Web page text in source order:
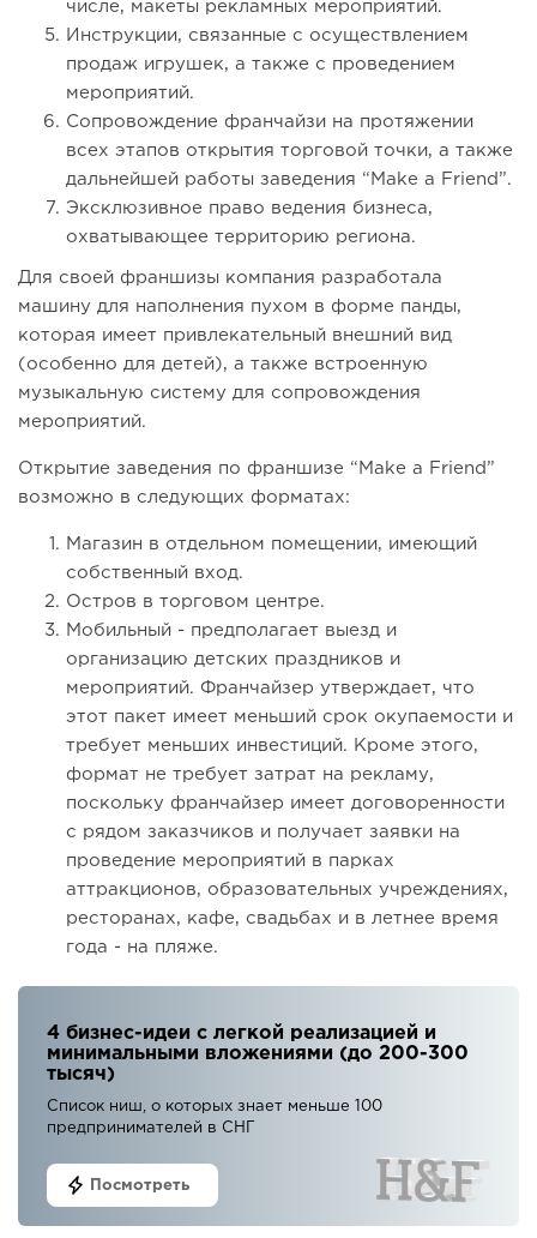
числе, макеты рекламных мероприятий.
Инструкции, связанные с осуществлением
продаж игрушек, а также с проведением
мероприятий.
Сопровождение франчайзи на протяжении
всех этапов открытия торговой точки, а также
дальнейшей работы заведения “Make a Friend”.
Эксклюзивное право ведения бизнеса,
охватывающее территорию региона.
Для своей франшизы компания разработала
машину для наполнения пухом в форме панды,
которая имеет привлекательный внешний вид
(особенно для детей), а также встроенную
музыкальную систему для сопровождения
мероприятий.
Открытие заведения по франшизе “Make a Friend”
возможно в следующих форматах:
Магазин в отдельном помещении, имеющий
собственный вход.
Остров в торговом центре.
Мобильный - предполагает выезд и
организацию детских праздников и
мероприятий. Франчайзер утверждает, что
этот пакет имеет меньший срок окупаемости и
требует меньших инвестиций. Кроме этого,
формат не требует затрат на рекламу,
поскольку франчайзер имеет договоренности
с рядом заказчиков и получает заявки на
проведение мероприятий в парках
аттракционов, образовательных учреждениях,
ресторанах, кафе, свадьбах и в летнее время
года - на пляже.
4 бизнес-идеи с легкой реализацией и
минимальными вложениями (до 200-300
тысяч)
Список ниш, о которых знает меньше 100
предпринимателей в СНГ
Посмотреть